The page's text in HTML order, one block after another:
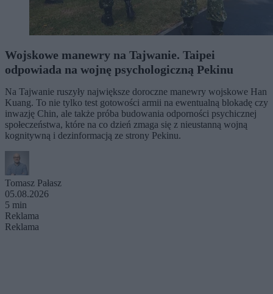
Wojskowe manewry na Tajwanie. Taipei
odpowiada na wojnę psychologiczną Pekinu
Na Tajwanie ruszyły największe doroczne manewry wojskowe Han
Kuang. To nie tylko test gotowości armii na ewentualną blokadę czy
inwazję Chin, ale także próba budowania odporności psychicznej
społeczeństwa, które na co dzień zmaga się z nieustanną wojną
kognitywną i dezinformacją ze strony Pekinu.
Tomasz Pałasz
05.08.2026
5 min
Reklama
Reklama